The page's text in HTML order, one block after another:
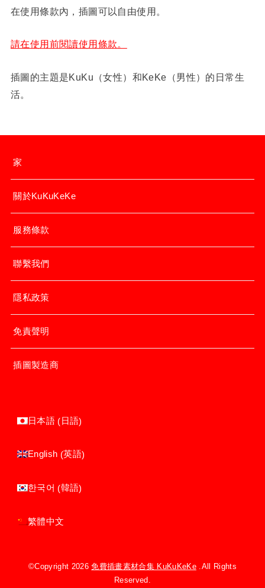
在使用條款內，插圖可以自由使用。
請在使用前閱讀使用條款。
插圖的主題是KuKu（女性）和KeKe（男性）的日常生
活。
家
關於KuKuKeKe
服務條款
聯繫我們
隱私政策
免責聲明
插圖製造商
日本語 (日語)
English (英語)
한국어 (韓語)
繁體中文
©Copyright 2026免費插畫素材合集 KuKuKeKe.All Rights
Reserved.